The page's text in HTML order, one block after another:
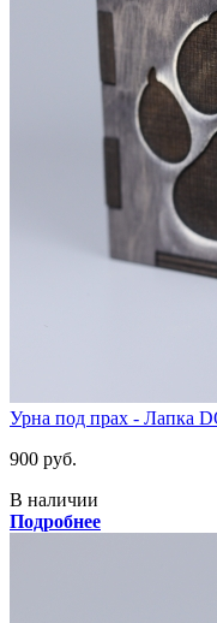
Урна под прах - Лапка
900 руб.
В наличии
Подробнее